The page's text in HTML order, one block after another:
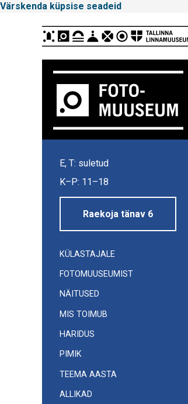
Värskenda küpsise seadeid
Linnamuuseum
E, T: suletud
K–P: 11–18
Raekoja tänav 6
KÜLASTAJALE
FOTOMUUSEUMIST
NÄITUSED
MIS TOIMUB
HARIDUS
PIMIK
TEEMA AASTA
ALLIKAD